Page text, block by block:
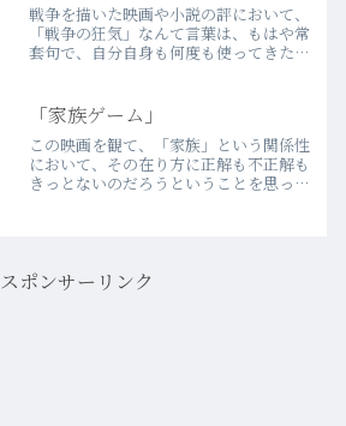
戦争を描いた映画や小説の評において、
「戦争の狂気」なんて言葉は、もはや常
套句で、自分自身も何度も使ってきたよ
ど理解出来ているのだろうか。甚だ疑問
だ。「パレスチナ問題」は…more
「家族ゲーム」
この映画を観て、「家族」という関係性
において、その在り方に正解も不正解も
きっとないのだろうということを思っ
スポンサーリンク